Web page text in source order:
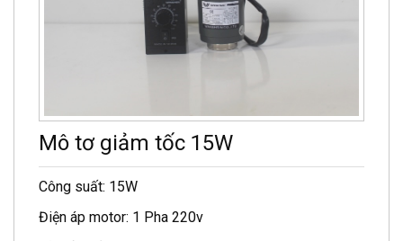
Mô tơ giảm tốc 15W
Công suất: 15W
Điện áp motor: 1 Pha 220v